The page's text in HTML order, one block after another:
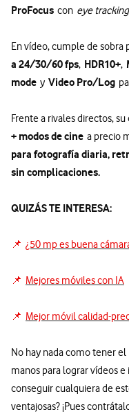
ProFocus con eye tracking
En vídeo, cumple de sobra
a 24/30/60 fps, HDR10+,
mode y Video Pro/Log
Frente a rivales directos,
+ modos de cine a precio
para fotografía diaria,
sin complicaciones.
QUIZÁS TE INTERESA:
📌 ¿50 mp es buena
📌 Mejores móviles con IA
📌 Mejor móvil calidad-
No hay nada como tener el
manos para lograr vídeos
conseguir cualquiera de
ventajosas? ¡Pues